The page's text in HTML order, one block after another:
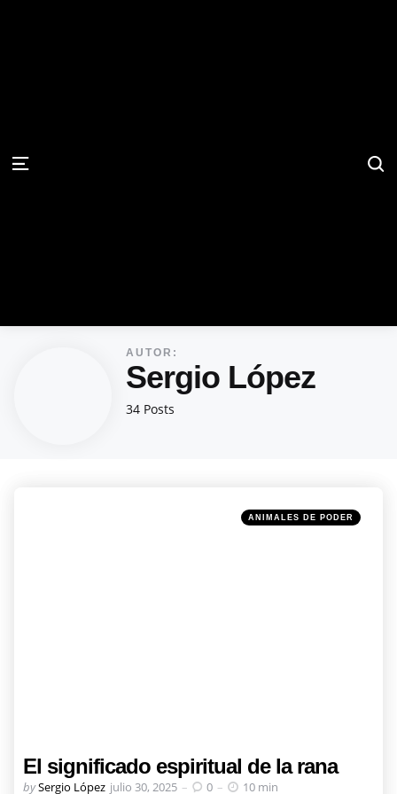
Menu
34 Posts
AUTOR:
Sergio López
Categories
Posted
in
ANIMALES DE PODER
El significado espiritual de la rana
Posted
bySergio López julio 30, 2025 0 10 min